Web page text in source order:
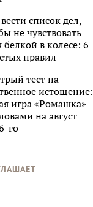
список дел,
не чувствовать
белкой в колесе: 6
правил
тест на
истощение:
игра «Ромашка»
на август
го